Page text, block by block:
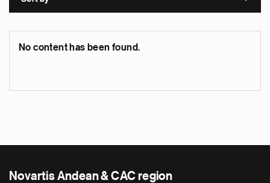
Sort
No content has been found.
Novartis Andean & CAC region